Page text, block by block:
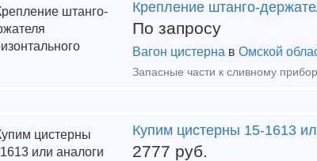
Крепление штанго-
По запросу
Вагон цистерна в Омской
Купим цистерны 15-1613
2777 руб.